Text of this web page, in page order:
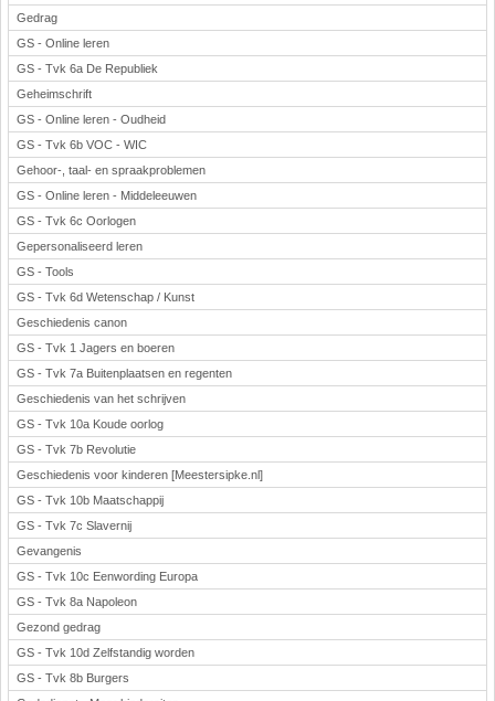
Gedrag
GS - Online leren
GS - Tvk 6a De Republiek
Geheimschrift
GS - Online leren - Oudheid
GS - Tvk 6b VOC - WIC
Gehoor-, taal- en spraakproblemen
GS - Online leren - Middeleeuwen
GS - Tvk 6c Oorlogen
Gepersonaliseerd leren
GS - Tools
GS - Tvk 6d Wetenschap / Kunst
Geschiedenis canon
GS - Tvk 1 Jagers en boeren
GS - Tvk 7a Buitenplaatsen en regenten
Geschiedenis van het schrijven
GS - Tvk 10a Koude oorlog
GS - Tvk 7b Revolutie
Geschiedenis voor kinderen [Meestersipke.nl]
GS - Tvk 10b Maatschappij
GS - Tvk 7c Slavernij
Gevangenis
GS - Tvk 10c Eenwording Europa
GS - Tvk 8a Napoleon
Gezond gedrag
GS - Tvk 10d Zelfstandig worden
GS - Tvk 8b Burgers